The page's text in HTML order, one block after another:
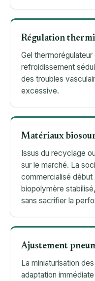
Régulation
Gel
refroidissement
des troubles
excessive.
Matériaux
Issus du recyclage
sur le marché. La
commercialisé
biopolymère
sans sacrifier la
Ajustement
La miniaturisation
adaptation